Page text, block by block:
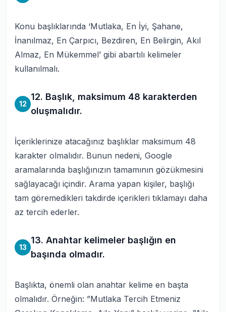
Konu başlıklarında ‘Mutlaka, En İyi, Şahane,
İnanılmaz, En Çarpıcı, Bezdiren, En Belirgin, Akıl
Almaz, En Mükemmel’ gibi abartılı kelimeler
kullanılmalı.
12
12. Başlık, maksimum 48 karakterden
oluşmalıdır.
İçeriklerinize atacağınız başlıklar maksimum 48
karakter olmalıdır. Bunun nedeni, Google
aramalarında başlığınızın tamamının gözükmesini
sağlayacağı içindir. Arama yapan kişiler, başlığı
tam göremedikleri takdirde içerikleri tıklamayı daha
az tercih ederler.
13
13. Anahtar kelimeler başlığın en
başında olmadır.
Başlıkta, önemli olan anahtar kelime en başta
olmalıdır. Örneğin: ”Mutlaka Tercih Etmeniz